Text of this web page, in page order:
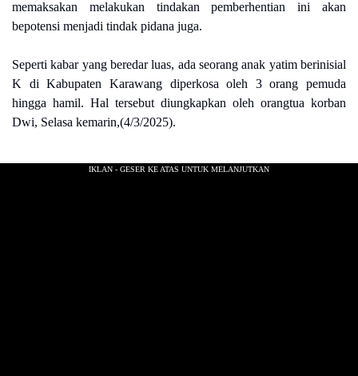
memaksakan melakukan tindakan pemberhentian ini akan
bepotensi menjadi tindak pidana juga.
Seperti kabar yang beredar luas, ada seorang anak yatim berinisial
K di Kabupaten Karawang diperkosa oleh 3 orang pemuda
hingga hamil. Hal tersebut diungkapkan oleh orangtua korban
Dwi, Selasa kemarin,(4/3/2025).